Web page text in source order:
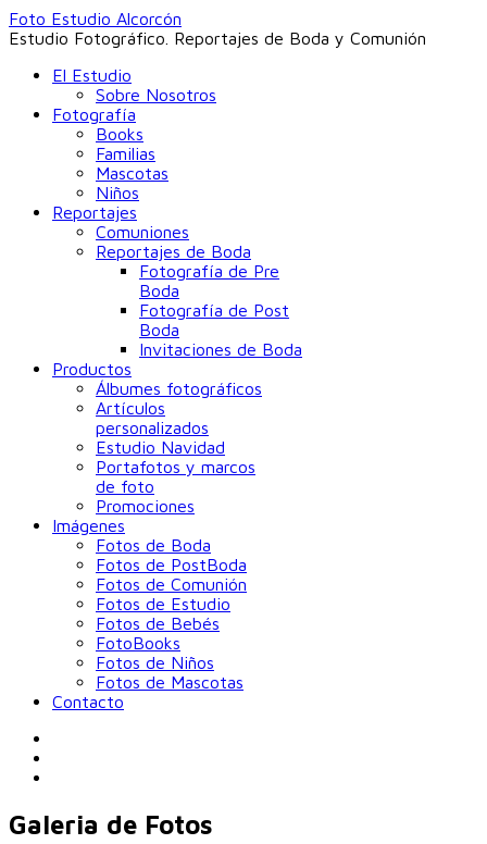
Foto Estudio Alcorcón
Estudio Fotográfico. Reportajes de Boda y Comunión
El Estudio
Sobre Nosotros
Fotografía
Books
Familias
Mascotas
Niños
Reportajes
Comuniones
Reportajes de Boda
Fotografía de Pre
Boda
Fotografía de Post
Boda
Invitaciones de Boda
Productos
Álbumes fotográficos
Artículos
personalizados
Estudio Navidad
Portafotos y marcos
de foto
Promociones
Imágenes
Fotos de Boda
Fotos de PostBoda
Fotos de Comunión
Fotos de Estudio
Fotos de Bebés
FotoBooks
Fotos de Niños
Fotos de Mascotas
Contacto
Galeria de Fotos